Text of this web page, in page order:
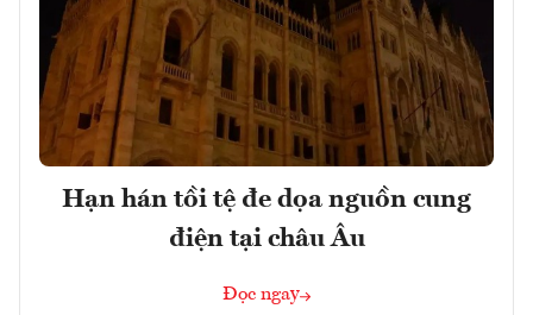
Hạn hán tồi tệ đe dọa nguồn cung
điện tại châu Âu
Đọc ngay